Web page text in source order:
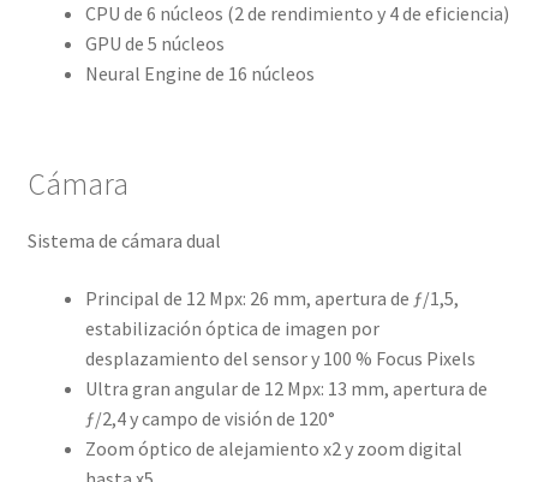
CPU de 6 núcleos (2 de rendimiento y 4 de eficiencia)
GPU de 5 núcleos
Neural Engine de 16 núcleos
Cámara
Sistema de cámara dual
Principal de 12 Mpx: 26 mm, apertura de ƒ/1,5,
estabili­zación óptica de imagen por
desplazamiento del sensor y 100 % Focus Pixels
Ultra gran angular de 12 Mpx: 13 mm, apertura de
ƒ/2,4 y campo de visión de 120°
Zoom óptico de alejamiento x2 y zoom digital